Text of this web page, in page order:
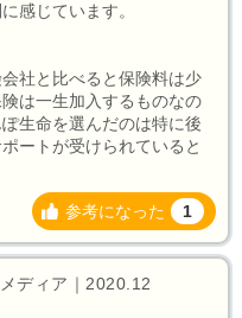
感じています。
社と比べると保険料は少
は一生加入するものなの
生命を選んだのは特に後
ートが受けられていると
参考になった 1
ディア｜2020.12